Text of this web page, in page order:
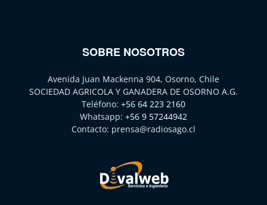
SOBRE NOSOTROS
Avenida Juan Mackenna 904, Osorno, Chile
SOCIEDAD AGRICOLA Y GANADERA DE OSORNO A.G.
Teléfono: +56 64 223 2160
Whatsapp: +56 9 57244942
Contacto: prensa@radiosago.cl